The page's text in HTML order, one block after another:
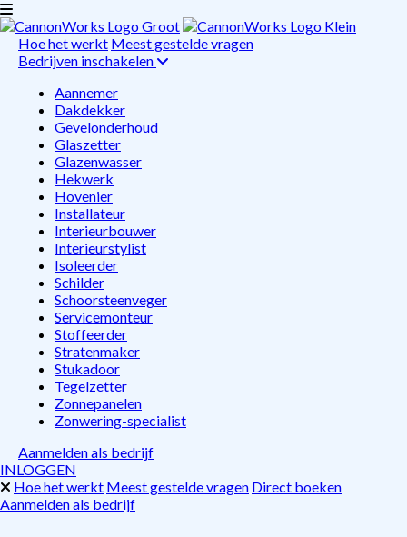
Hoe het werkt Meest gestelde vragen
Bedrijven inschakelen
Aannemer
Dakdekker
Gevelonderhoud
Glaszetter
Glazenwasser
Hekwerk
Hovenier
Installateur
Interieurbouwer
Interieurstylist
Isoleerder
Schilder
Schoorsteenveger
Servicemonteur
Stoffeerder
Stratenmaker
Stukadoor
Tegelzetter
Zonnepanelen
Zonwering-specialist
Aanmelden als bedrijf
INLOGGEN
Hoe het werkt Meest gestelde vragen Direct boeken
Aanmelden als bedrijf